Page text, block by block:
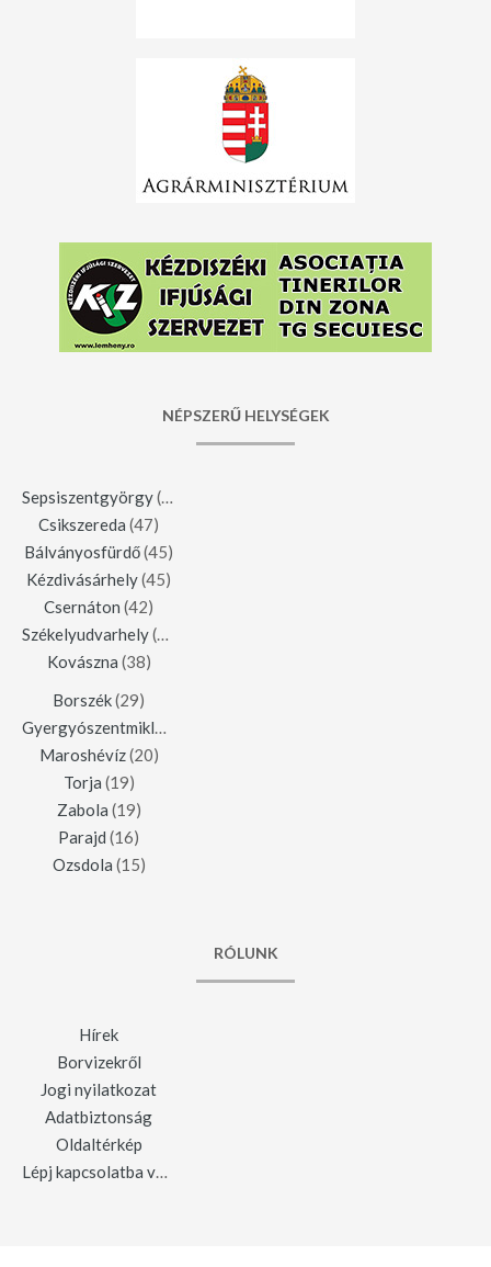
NÉPSZERŰ HELYSÉGEK
Sepsiszentgyörgy(123)
Csikszereda (47)
Bálványosfürdő(45)
Kézdivásárhely(45)
Csernáton (42)
Székelyudvarhely(42)
Kovászna (38)
Borszék(29)
Gyergyószentmiklós
Maroshévíz(20)
Torja (19)
Zabola (19)
Parajd (16)
Ozsdola (15)
RÓLUNK
Hírek
Borvizekről
Jogi nyilatkozat
Adatbiztonság
Oldaltérkép
Lépj kapcsolatba velünk